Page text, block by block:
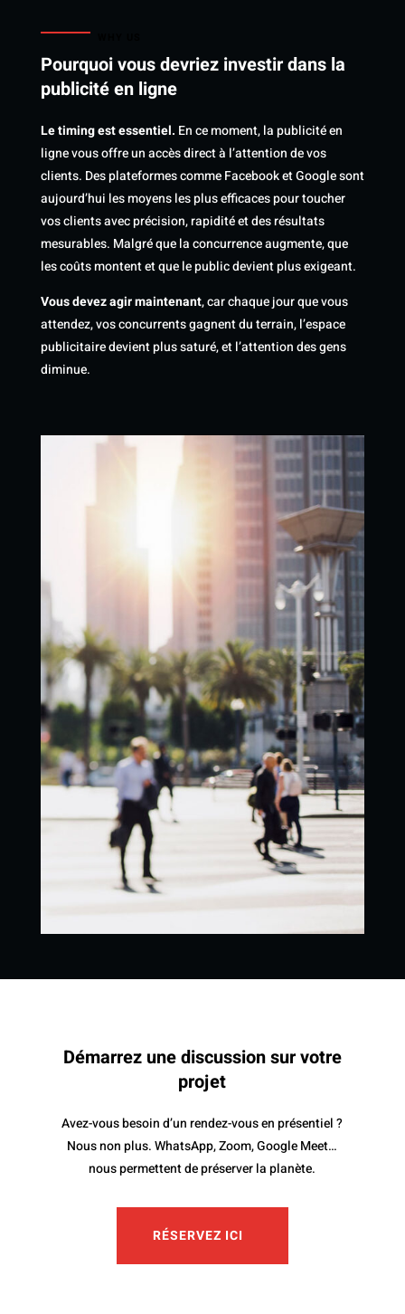
Pourquoi vous devriez investir dans la
publicité en ligne
Le timing est essentiel. En ce moment, la publicité en
ligne vous offre un accès direct à l’attention de vos
clients. Des plateformes comme Facebook et Google sont
aujourd’hui les moyens les plus efficaces pour toucher
vos clients avec précision, rapidité et des résultats
mesurables. Malgré que la concurrence augmente, que
les coûts montent et que le public devient plus exigeant.
Vous devez agir maintenant, car chaque jour que vous
attendez, vos concurrents gagnent du terrain, l’espace
publicitaire devient plus saturé, et l’attention des gens
diminue.
Démarrez une discussion sur votre
projet
Avez-vous besoin d’un rendez-vous en présentiel ?
Nous non plus. WhatsApp, Zoom, Google Meet…
nous permettent de préserver la planète.
RÉSERVEZ ICI